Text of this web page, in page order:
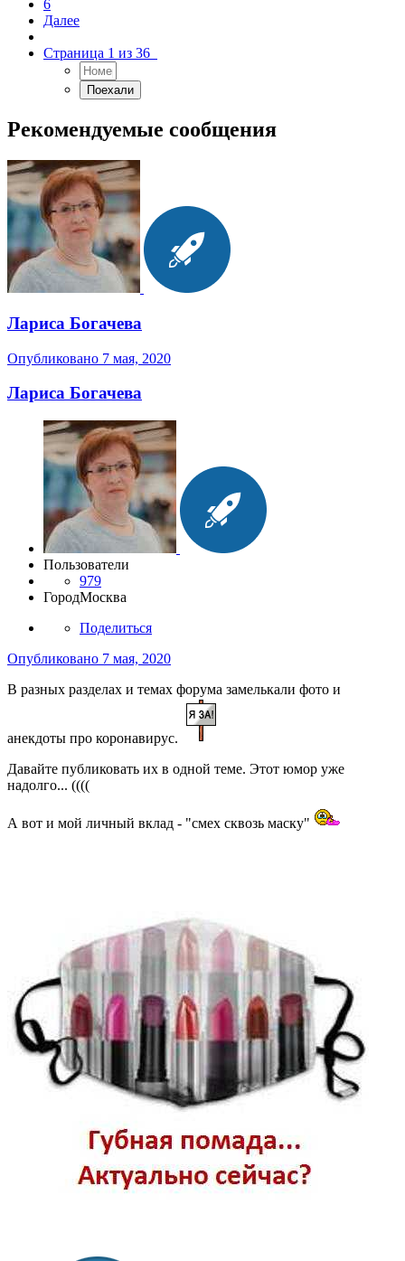
6
Далее
Страница 1 из 36
Рекомендуемые сообщения
Лариса Богачева
Опубликовано 7 мая, 2020
Лариса Богачева
Пользователи
979
ГородМосква
Поделиться
Опубликовано 7 мая, 2020
В разных разделах и темах форума замелькали фото и
анекдоты про коронавирус.
Давайте публиковать их в одной теме. Этот юмор уже
надолго... ((((
А вот и мой личный вклад - "смех сквозь маску"